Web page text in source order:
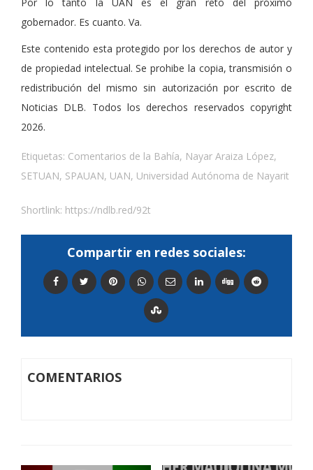
Por lo tanto la UAN es el gran reto del próximo
gobernador. Es cuanto. Va.
Este contenido esta protegido por los derechos de autor y
de propiedad intelectual. Se prohibe la copia, transmisión o
redistribución del mismo sin autorización por escrito de
Noticias DLB. Todos los derechos reservados copyright
2026.
Etiquetas: Comentarios de la Bahía, Nayar Araiza López,
SETUAN, SPAUAN, UAN, Universidad Autónoma de Nayarit
Shortlink: https://ndlb.red/92t
Compartir en redes sociales:
COMENTARIOS